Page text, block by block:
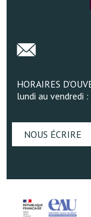
HORAIRES
lundi au vendredi
NOUS ÉCRIRE